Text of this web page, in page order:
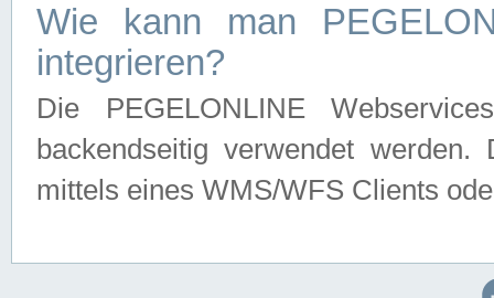
Wie kann man
integrieren?
Die PEGELONLINE
backendseitig verwendet
mittels eines WMS/WFS Clients